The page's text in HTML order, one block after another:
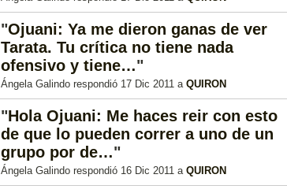
"Ojuani: Ya me dieron ganas de ver
Tarata. Tu crítica no tiene nada
ofensivo y tiene…"
Ángela Galindo respondió 17 Dic 2011 a QUIRON
"Hola Ojuani: Me haces reir con esto
de que lo pueden correr a uno de un
grupo por de…"
Ángela Galindo respondió 16 Dic 2011 a QUIRON